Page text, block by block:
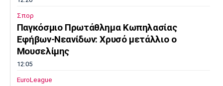
Σπορ
Παγκόσμιο Πρωτάθλημα Κωπηλασίας
Εφήβων-Νεανίδων: Χρυσό μετάλλιο ο
Μουσελίμης
12:05
EuroLeague